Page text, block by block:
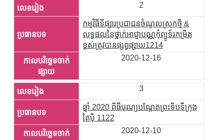
2
កម្មវិធីទីផ្សារប្រជាជនចំណូលស្រុកថ្មី &
លទ្ធផលនៃថ្នាក់អាជ្ញាបណ្ណកុំព្យូទ័រកម្រិត
ខ្ពស់ត្រូវបានផ្សព្វផ្សាយ1214
2020-12-16
3
ឆ្នាំ 2020 ពិធីបុណ្យបណ្តែតព្រះទិបទីក្រុង
តៃប៉ិ 1122
2020-12-10